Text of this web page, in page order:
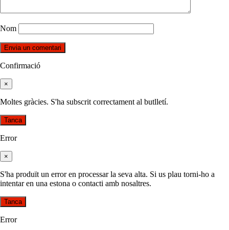
Nom
Confirmació
×
Moltes gràcies. S'ha subscrit correctament al butlletí.
Tanca
Error
×
S'ha produït un error en processar la seva alta. Si us plau torni-ho a
intentar en una estona o contacti amb nosaltres.
Tanca
Error